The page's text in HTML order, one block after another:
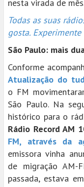
nesta virada de
Todas as suas
gosta.
São Paulo: mais
Conforme
Atualização do
o FM
São Paulo. Na
histórico para o
Rádio Record AM
FM, através da
emissora vinha
de migração
passada, estava